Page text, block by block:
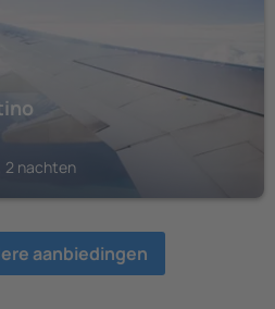
2 nachten
aanbiedingen